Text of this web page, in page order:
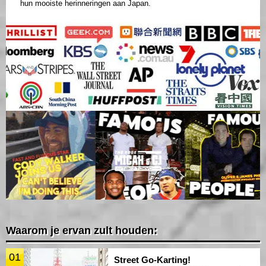
hun mooiste herinneringen aan Japan.
Waarom je ervan zult houden:
01 Street Go-Karting!